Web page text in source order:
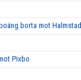
borta mot Halmstad
Pixbo